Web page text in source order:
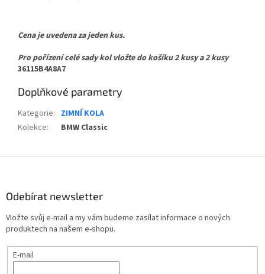
Cena je uvedena za jeden kus.
Pro pořízení celé sady kol vložte do košíku 2 kusy a 2 kusy
36115B4A8A7
Doplňkové parametry
Kategorie: ZIMNÍ KOLA
Kolekce: BMW Classic
Odebírat newsletter
Vložte svůj e-mail a my vám budeme zasílat informace o nových
produktech na našem e-shopu.
E-mail